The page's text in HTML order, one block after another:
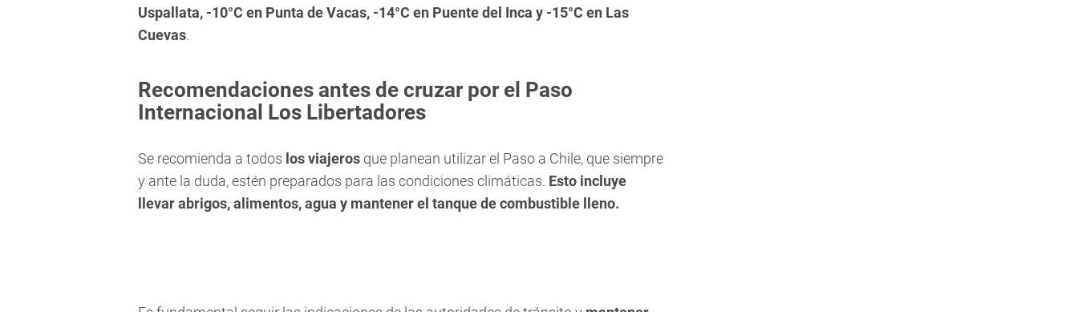
Uspallata, -10°C en Punta de Vacas, -14°C en Puente del Inca y -15°C en Las
Cuevas.
Recomendaciones antes de cruzar por el Paso
Internacional Los Libertadores
Se recomienda a todos los viajeros que planean utilizar el Paso a Chile, que siempre
y ante la duda, estén preparados para las condiciones climáticas. Esto incluye
llevar abrigos, alimentos, agua y mantener el tanque de combustible lleno.